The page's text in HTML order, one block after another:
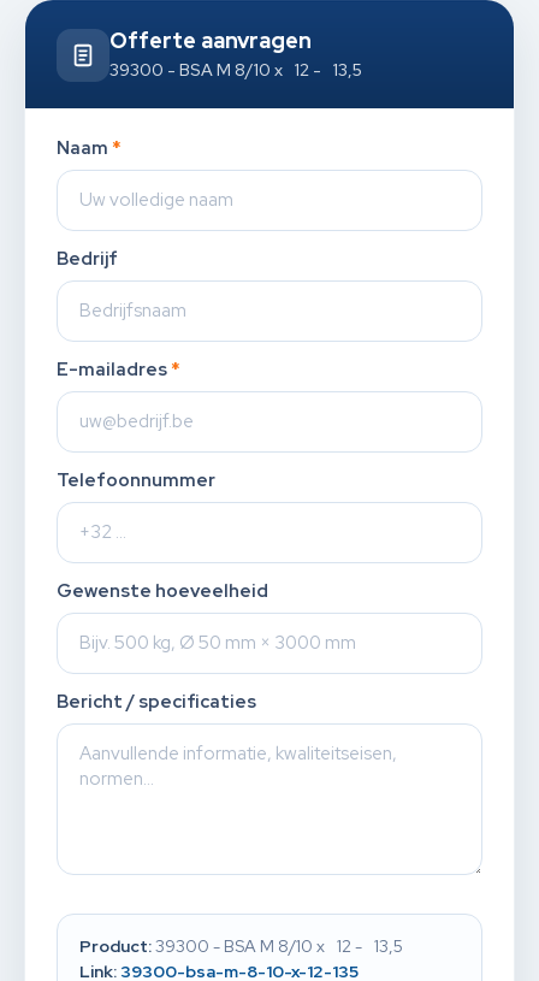
Offerte aanvragen
39300 - BSA M 8/10 x 12 - 13,5
Naam *
Bedrijf
E-mailadres *
Telefoonnummer
Gewenste hoeveelheid
Bericht / specificaties
Product:39300 - BSA M 8/10 x 12 - 13,5
Link: 39300-bsa-m-8-10-x-12-135